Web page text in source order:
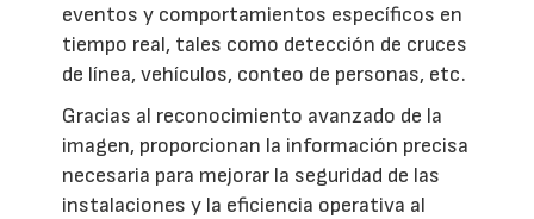
eventos y comportamientos específicos en
tiempo real, tales como detección de cruces
de línea, vehículos, conteo de personas, etc.
Gracias al reconocimiento avanzado de la
imagen, proporcionan la información precisa
necesaria para mejorar la seguridad de las
instalaciones y la eficiencia operativa al